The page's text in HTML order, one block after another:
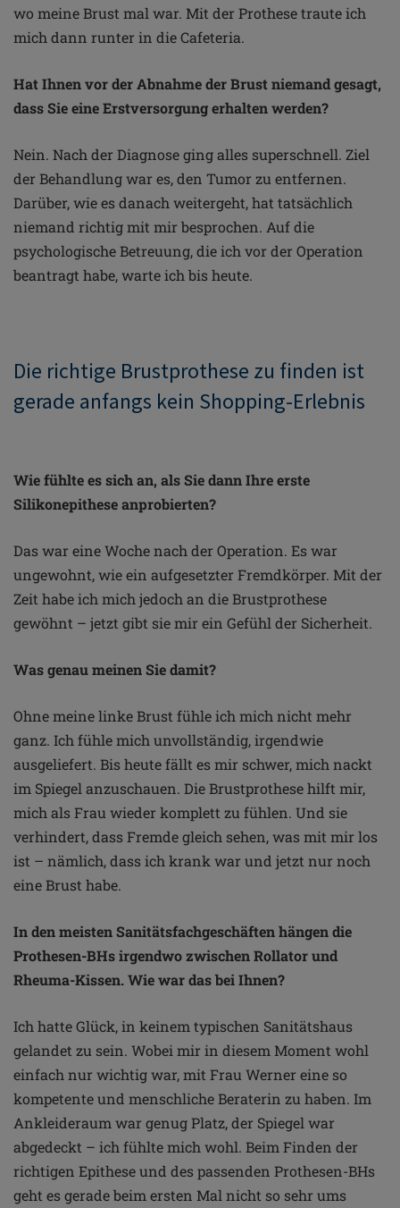
wo meine Brust mal war. Mit der Prothese traute ich
mich dann runter in die Cafeteria.
Hat Ihnen vor der Abnahme der Brust niemand gesagt,
dass Sie eine Erstversorgung erhalten werden?
Nein. Nach der Diagnose ging alles superschnell. Ziel
der Behandlung war es, den Tumor zu entfernen.
Darüber, wie es danach weitergeht, hat tatsächlich
niemand richtig mit mir besprochen. Auf die
psychologische Betreuung, die ich vor der Operation
beantragt habe, warte ich bis heute.
Die richtige Brustprothese zu finden ist
gerade anfangs kein Shopping-Erlebnis
Wie fühlte es sich an, als Sie dann Ihre erste
Silikonepithese anprobierten?
Das war eine Woche nach der Operation. Es war
ungewohnt, wie ein aufgesetzter Fremdkörper. Mit der
Zeit habe ich mich jedoch an die Brustprothese
gewöhnt – jetzt gibt sie mir ein Gefühl der Sicherheit.
Was genau meinen Sie damit?
Ohne meine linke Brust fühle ich mich nicht mehr
ganz. Ich fühle mich unvollständig, irgendwie
ausgeliefert. Bis heute fällt es mir schwer, mich nackt
im Spiegel anzuschauen. Die Brustprothese hilft mir,
mich als Frau wieder komplett zu fühlen. Und sie
verhindert, dass Fremde gleich sehen, was mit mir los
ist – nämlich, dass ich krank war und jetzt nur noch
eine Brust habe.
In den meisten Sanitätsfachgeschäften hängen die
Prothesen-BHs irgendwo zwischen Rollator und
Rheuma-Kissen. Wie war das bei Ihnen?
Ich hatte Glück, in keinem typischen Sanitätshaus
gelandet zu sein. Wobei mir in diesem Moment wohl
einfach nur wichtig war, mit Frau Werner eine so
kompetente und menschliche Beraterin zu haben. Im
Ankleideraum war genug Platz, der Spiegel war
abgedeckt – ich fühlte mich wohl. Beim Finden der
richtigen Epithese und des passenden Prothesen-BHs
geht es gerade beim ersten Mal nicht so sehr ums